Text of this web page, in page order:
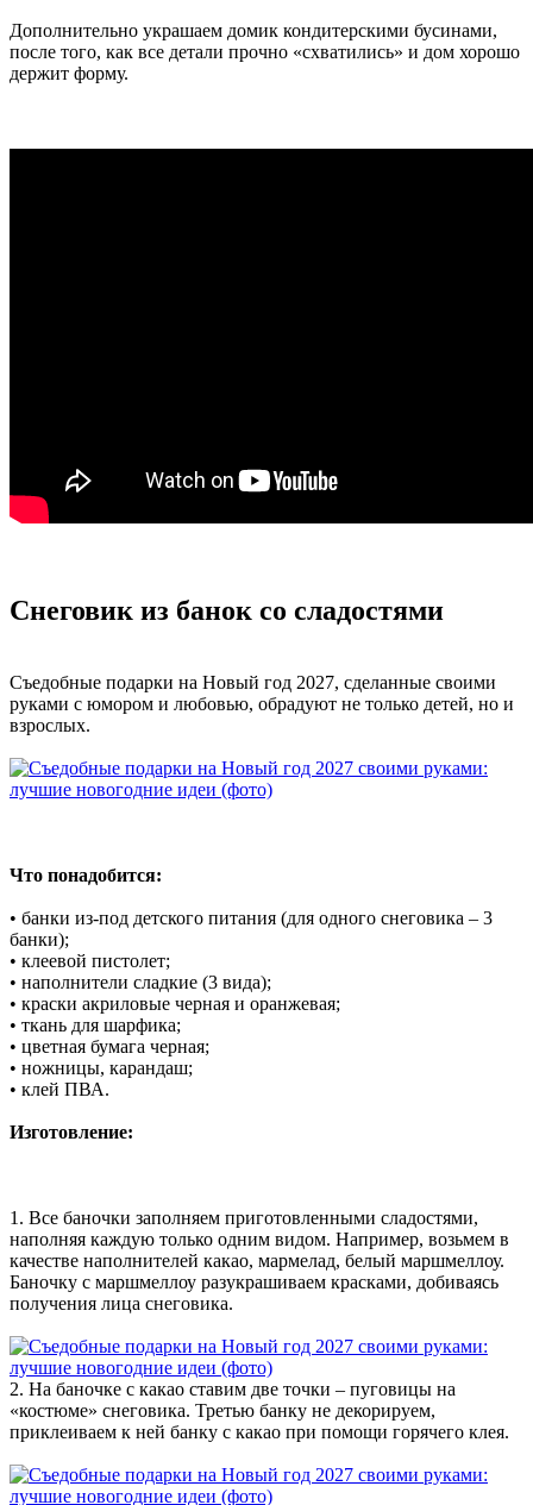
Дополнительно украшаем домик кондитерскими бусинами,
после того, как все детали прочно «схватились» и дом хорошо
держит форму.
Снеговик из банок со сладостями
Съедобные подарки на Новый год 2027, сделанные своими
руками с юмором и любовью, обрадуют не только детей, но и
взрослых.
Что понадобится:
• банки из-под детского питания (для одного снеговика – 3
банки);
• клеевой пистолет;
• наполнители сладкие (3 вида);
• краски акриловые черная и оранжевая;
• ткань для шарфика;
• цветная бумага черная;
• ножницы, карандаш;
• клей ПВА.
Изготовление:
1. Все баночки заполняем приготовленными сладостями,
наполняя каждую только одним видом. Например, возьмем в
качестве наполнителей какао, мармелад, белый маршмеллоу.
Баночку с маршмеллоу разукрашиваем красками, добиваясь
получения лица снеговика.
2. На баночке с какао ставим две точки – пуговицы на
«костюме» снеговика. Третью банку не декорируем,
приклеиваем к ней банку с какао при помощи горячего клея.